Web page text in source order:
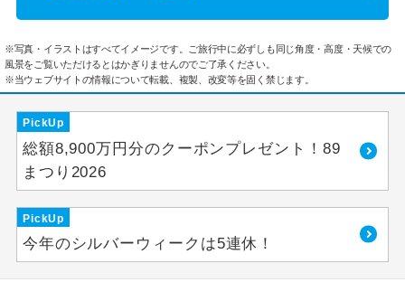
※写真・イラストはすべてイメージです。ご旅行中に必ずしも同じ角度・高度・天候での
風景をご覧いただけるとはかぎりませんのでご了承ください。
※当ウェブサイトの情報について転載、複製、改変等を固く禁じます。
PickUp
総額8,900万円分のクーポンプレゼント！89
まつり2026
PickUp
今年のシルバーウィークは5連休！